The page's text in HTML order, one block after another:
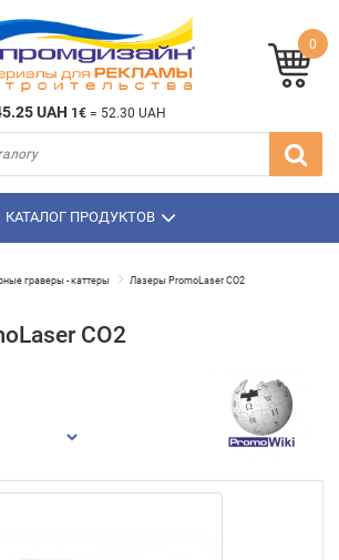
UAH 1€ = 52.30 UAH
0
КАТАЛОГ ПРОДУКТОВ
граверы - каттеры Лазеры PromoLaser CO2
CO2